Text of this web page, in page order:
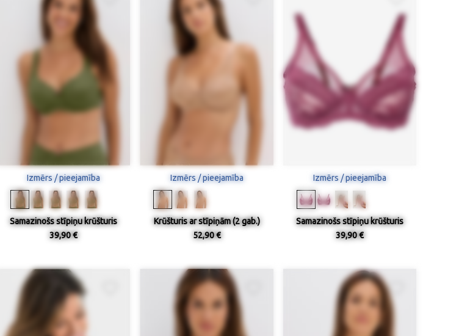
Izmērs / pieejamība
Samazinošs stīpiņu krūšturis
39,90 €
Izmērs / pieejamība
Krūšturis ar stīpiņām (2 gab.)
52,90 €
Izmērs / pieejamība
Samazinošs stīpiņu krūšturis
39,90 €